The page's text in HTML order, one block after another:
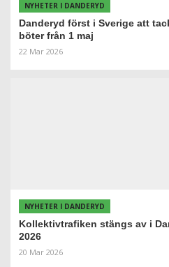
NYHETER I DANDERYD
Danderyd först i Sverige att
böter från 1 maj
22 Mar 2026
NYHETER I DANDERYD
Kollektivtrafiken stängs av i
2026
20 Mar 2026